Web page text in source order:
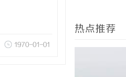
1970-01-01
热点推荐